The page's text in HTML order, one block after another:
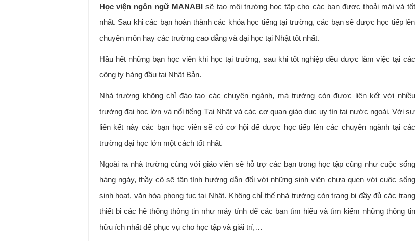
Học viện ngôn ngữ MANABI sẽ tạo môi trường học tập cho các bạn được thoải mái và tốt
nhất. Sau khi các bạn hoàn thành các khóa học tiếng tại trường, các bạn sẽ được học tiếp lên
chuyên môn hay các trường cao đẳng và đại học tại Nhật tốt nhất.
Hầu hết những bạn học viên khi học tại trường, sau khi tốt nghiệp đều được làm việc tại các
công ty hàng đầu tại Nhật Bản.
Nhà trường không chỉ đào tạo các chuyên ngành, mà trường còn được liên kết với nhiều
trường đại học lớn và nổi tiếng Tại Nhật và các cơ quan giáo dục uy tín tại nước ngoài. Với sự
liên kết này các bạn học viên sẽ có cơ hội để được học tiếp lên các chuyên ngành tại các
trường đại học lớn một cách tốt nhất.
Ngoài ra nhà trường cùng với giáo viên sẽ hỗ trợ các bạn trong học tập cũng như cuộc sống
hàng ngày, thầy cô sẽ tận tình hướng dẫn đối với những sinh viên chưa quen với cuộc sống
sinh hoạt, văn hóa phong tục tại Nhật. Không chỉ thế nhà trường còn trang bị đầy đủ các trang
thiết bị các hệ thống thông tin như máy tính để các bạn tìm hiểu và tìm kiếm những thông tin
hữu ích nhất để phục vụ cho học tập và giải trí,…